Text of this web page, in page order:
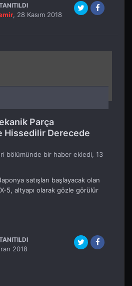
, 28 Kasım 2018
Parça
Hissedilir Derecede
bölümünde bir haber ekledi, 13
satışları başlayacak olan
5, altyapı olarak gözle görülür
2018